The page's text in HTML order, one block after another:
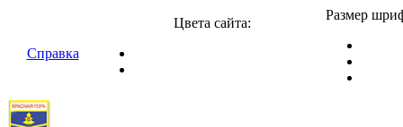
Справка
Цвета сайта:
Размер